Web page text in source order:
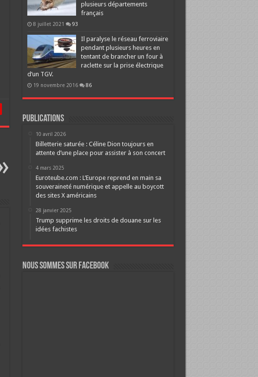
plusieurs départements
français
8 juillet 2021 93
Il paralyse le réseau ferroviaire
pendant plusieurs heures en
tentant de brancher un four à
raclette sur la prise électrique
d’un TGV.
19 novembre 2016 86
Publications
10 avril 2026
Billetterie saturée : Céline Dion toujours en
attente d’une place pour assister à son concert
4 mars 2025
Euroteube.com : L’Europe reprend en main sa
souveraineté numérique et appelle au boycott
des sites X américains
28 janvier 2025
Trump supprime les droits de douane sur les
idées fachistes
Nous sommes sur FaceBook